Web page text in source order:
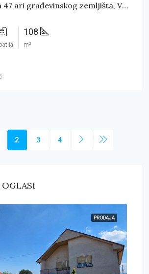
Kuća 108m² na 47 ari građevinskog zemljišta, Valjevo – ŠIRI CENTAR
108
m²
2 3 4
PRODAJA